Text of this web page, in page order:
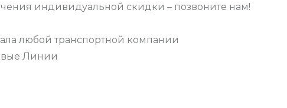
индивидуальной скидки – позвоните нам!
любой транспортной компании
Линии